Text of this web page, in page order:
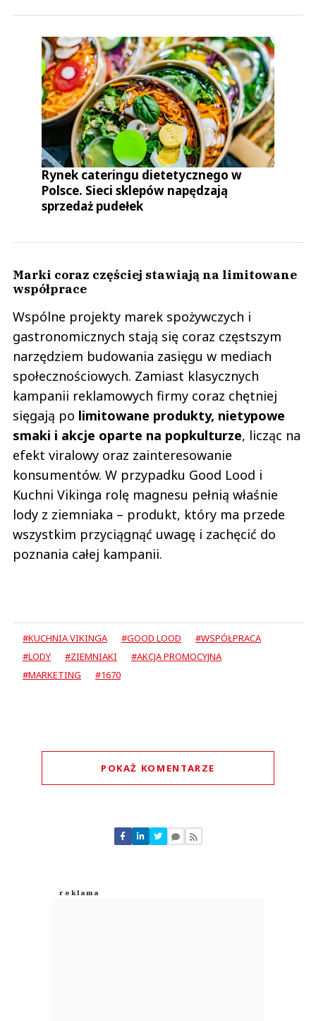
Rynek cateringu dietetycznego w
Polsce. Sieci sklepów napędzają
sprzedaż pudełek
Marki coraz częściej stawiają na limitowane
współprace
Wspólne projekty marek spożywczych i
gastronomicznych stają się coraz częstszym
narzędziem budowania zasięgu w mediach
społecznościowych. Zamiast klasycznych
kampanii reklamowych firmy coraz chętniej
sięgają po limitowane produkty, nietypowe
smaki i akcje oparte na popkulturze, licząc na
efekt viralowy oraz zainteresowanie
konsumentów. W przypadku Good Lood i
Kuchni Vikinga rolę magnesu pełnią właśnie
lody z ziemniaka – produkt, który ma przede
wszystkim przyciągnąć uwagę i zachęcić do
poznania całej kampanii.
#KUCHNIA VIKINGA #GOOD LOOD
#WSPÓŁPRACA
#LODY
#ZIEMNIAKI
#AKCJA PROMOCYJNA
#MARKETING
#1670
POKAŻ KOMENTARZE
Nie znaleziono komentarzy
Zostaw swoje komentarze